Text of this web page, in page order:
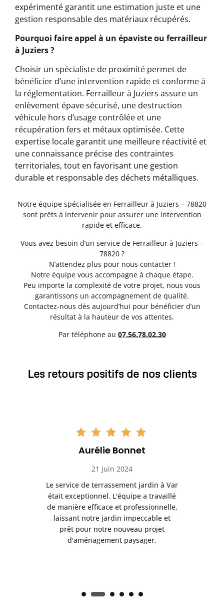
expérimenté garantit une estimation juste et une
gestion responsable des matériaux récupérés.
Pourquoi faire appel à un épaviste ou ferrailleur
à Juziers ?
Choisir un spécialiste de proximité permet de
bénéficier d’une intervention rapide et conforme à
la réglementation. Ferrailleur à Juziers assure un
enlèvement épave sécurisé, une destruction
véhicule hors d’usage contrôlée et une
récupération fers et métaux optimisée. Cette
expertise locale garantit une meilleure réactivité et
une connaissance précise des contraintes
territoriales, tout en favorisant une gestion
durable et responsable des déchets métalliques.
Notre équipe spécialisée en Ferrailleur à Juziers – 78820
sont prêts à intervenir pour assurer une intervention
rapide et efficace.
Vous avez besoin d’un service de Ferrailleur à Juziers –
78820 ?
N’attendez plus pour nous contacter !
Notre équipe vous accompagne à chaque étape.
Peu importe la complexité de votre projet, nous vous
garantissons un accompagnement de qualité.
Contactez-nous dès aujourd’hui pour bénéficier d’un
résultat à la hauteur de vos attentes.
Par téléphone au 07.56.78.02.30
Les retours positifs de nos clients
Aurélie Bonnet
21 juin 2024
Le service de terrassement jardin à Var
était exceptionnel. L'équipe a travaillé
de manière efficace et professionnelle,
laissant notre jardin impeccable et
prêt pour notre nouveau projet
d'aménagement paysager.